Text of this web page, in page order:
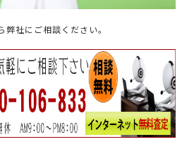
社にご相談ください。